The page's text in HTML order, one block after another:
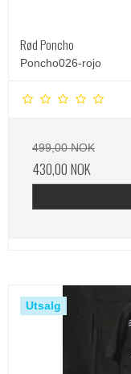
Rød Poncho
Poncho026-rojo
499,00 NOK
430,00 NOK
Utsalg